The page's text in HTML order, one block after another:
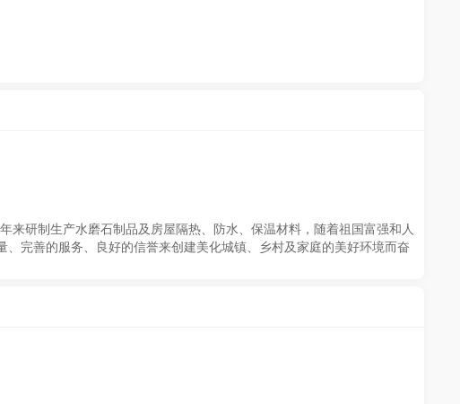
研制生产水磨石制品及房屋隔热、防水、保温材料，随着祖国富强和人
完善的服务、良好的信誉来创建美化城镇、乡村及家庭的美好环境而奋